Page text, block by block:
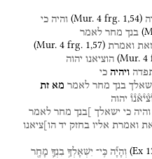
(Mur. 4 frg. 1,54) והיה כי
( בנך מחר לאמר
זאת ואמרת (Mur. 4 frg. 1,57)
(Mur. 4 הוציאנו יהוה
ויהיה כי
בנך מחר לאמר מא זת
יהוה
והיה כי ישאלך ]בנך מחר לאמר
ואמרת אליו בחזק יד הו]ציאנו
(Ex וְהָיָ֞ה כִּֽי־ יִשְׁאָלְךָ֥ בִנְךָ֛ מָחָ֖ר